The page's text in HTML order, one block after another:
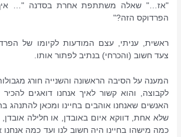
"אז…" שאלה משתתפת אחרת בסדנה "…
הפרדוקס הזה?"
ראשית, עניתי, עצם המודעות לקיומו של
צעד חשוב (והכרחי) בנתיב לפתור אותו.
המענה על הסיבה הראשונה והשנייה חורג
לקבוצה, והוא קשור לאיך אנחנו דואגים
האנשים שאנחנו אוהבים בחיינו ומכאן להתנהג
שלא אחת, דווקא איום באובדן, או חלילה אובדן,
כמה מישהו בחיינו היה חשוב לנו ועד כמה